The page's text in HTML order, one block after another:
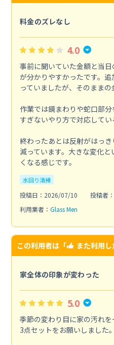
料金のズレなし
4.0
事前に聞いていた金額と当
が分かりやすかったです。
っていましたが、そのままの
作業では鏡まわりや蛇口部
すぎないやり方で対応してい
終わったあとは反射がはっ
減っています。大きな変化
くなる感じです。
水回り清掃
投稿日：2026/07/10
投稿者
利用業者： Glass Men
この利用者は「 また利用
家全体の印象が変わった
5.0
季節の変わり目に家の汚れを
3点セットをお願いしました。